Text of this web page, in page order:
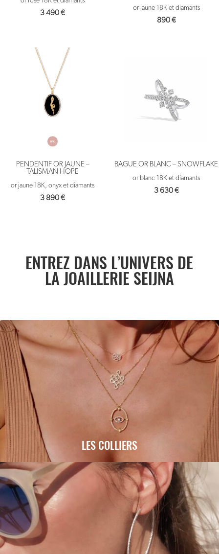
3 490€
or jaune 18K et diamants
890€
PENDENTIF OR JAUNE –
TALISMAN HOPE
or jaune 18K, onyx et diamants
3 890€
BAGUE OR BLANC – SNOWFLAKE
or blanc 18K et diamants
3 630€
ENTREZ DANS L’UNIVERS DE
LA JOAILLERIE SEIJNA
LES COLLIERS